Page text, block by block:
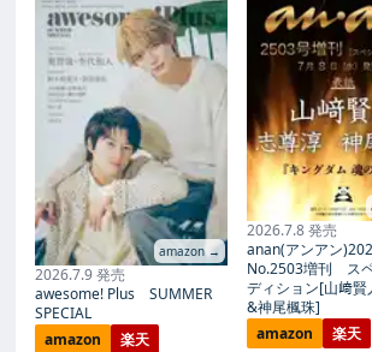
amazon →
2026.7.9 発売
awesome! Plus SUMMER
SPECIAL
amazon
楽天
2026.7.8 発売
anan(アンアン
No.2503増刊 ス
ディション[山﨑
&神尾楓珠]
amazon
楽天